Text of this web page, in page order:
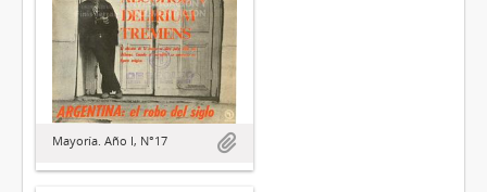
Mayoría. Año I, N°17